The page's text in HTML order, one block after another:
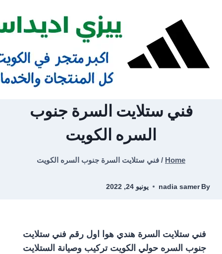
content
فني ستلايت السرة جنوب
السره الكويت
Home
/ فني ستلايت السرة جنوب السره الكويت
By
nadia samer يونيو 24, 2022
فني ستلايت السرة هندي هوا اول رقم فني ستلايت
جنوب السره حولي الكويت تركيب وصيانة الستلايت